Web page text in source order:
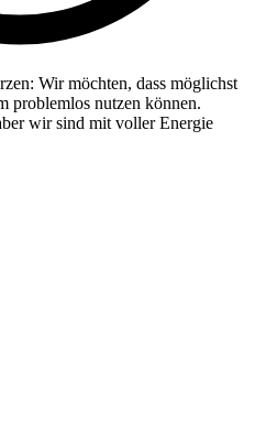
Wir möchten, dass möglichst
problemlos nutzen können.
wir sind mit voller Energie